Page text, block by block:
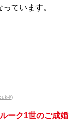
ています。
i/)
ーク1世のご成婚